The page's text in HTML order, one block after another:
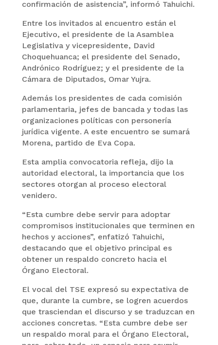
confirmación de asistencia”, informó Tahuichi.
Entre los invitados al encuentro están el
Ejecutivo, el presidente de la Asamblea
Legislativa y vicepresidente, David
Choquehuanca; el presidente del Senado,
Andrónico Rodríguez; y el presidente de la
Cámara de Diputados, Omar Yujra.
Además los presidentes de cada comisión
parlamentaria, jefes de bancada y todas las
organizaciones políticas con personería
jurídica vigente. A este encuentro se sumará
Morena, partido de Eva Copa.
Esta amplia convocatoria refleja, dijo la
autoridad electoral, la importancia que los
sectores otorgan al proceso electoral
venidero.
“Esta cumbre debe servir para adoptar
compromisos institucionales que terminen en
hechos y acciones”, enfatizó Tahuichi,
destacando que el objetivo principal es
obtener un respaldo concreto hacia el
Órgano Electoral.
El vocal del TSE expresó su expectativa de
que, durante la cumbre, se logren acuerdos
que trasciendan el discurso y se traduzcan en
acciones concretas. “Esta cumbre debe ser
un respaldo moral para el Órgano Electoral,